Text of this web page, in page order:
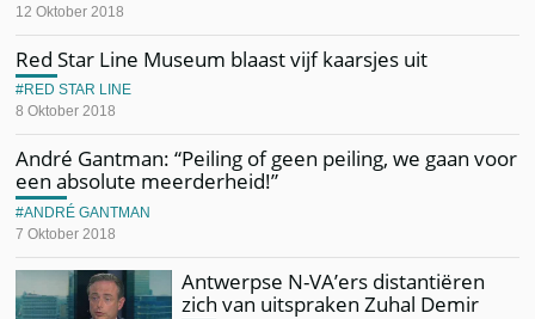
12 Oktober 2018
Red Star Line Museum blaast vijf kaarsjes uit
8 Oktober 2018
RED STAR LINE
André Gantman: “Peiling of geen peiling, we gaan voor
een absolute meerderheid!”
7 Oktober 2018
ANDRÉ GANTMAN
Antwerpse N-VA’ers distantiëren
zich van uitspraken Zuhal Demir